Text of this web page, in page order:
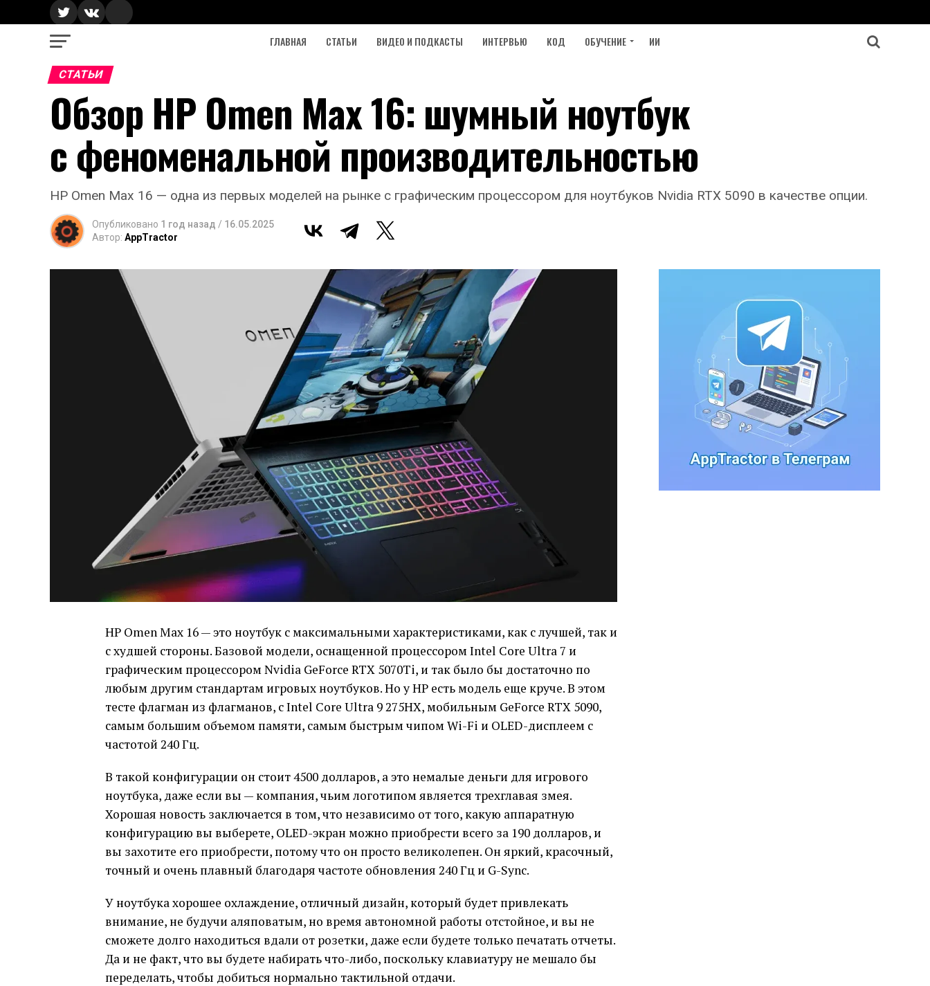
ГЛАВНАЯ СТАТЬИ ВИДЕО И ПОДКАСТЫ ИНТЕРВЬЮ КОД ОБУЧЕНИЕ ИИ
СТАТЬИ
Обзор HP Omen Max 16: шумный ноутбук
с феноменальной производительностью
HP Omen Max 16 — одна из первых моделей на рынке с графическим процессором для ноутбуков Nvidia RTX 5090 в качестве опции.
Опубликовано 1 год назад / 16.05.2025
Автор: AppTractor
HP Omen Max 16 — это ноутбук с максимальными характеристиками, как с лучшей, так и
с худшей стороны. Базовой модели, оснащенной процессором Intel Core Ultra 7 и
графическим процессором Nvidia GeForce RTX 5070Ti, и так было бы достаточно по
любым другим стандартам игровых ноутбуков. Но у HP есть модель еще круче. В этом
тесте флагман из флагманов, с Intel Core Ultra 9 275HX, мобильным GeForce RTX 5090,
самым большим объемом памяти, самым быстрым чипом Wi-Fi и OLED-дисплеем с
частотой 240 Гц.
В такой конфигурации он стоит 4500 долларов, а это немалые деньги для игрового
ноутбука, даже если вы — компания, чьим логотипом является трехглавая змея.
Хорошая новость заключается в том, что независимо от того, какую аппаратную
конфигурацию вы выберете, OLED-экран можно приобрести всего за 190 долларов, и
вы захотите его приобрести, потому что он просто великолепен. Он яркий, красочный,
точный и очень плавный благодаря частоте обновления 240 Гц и G-Sync.
У ноутбука хорошее охлаждение, отличный дизайн, который будет привлекать
внимание, не будучи аляповатым, но время автономной работы отстойное, и вы не
сможете долго находиться вдали от розетки, даже если будете только печатать отчеты.
Да и не факт, что вы будете набирать что-либо, поскольку клавиатуру не мешало бы
переделать, чтобы добиться нормально тактильной отдачи.